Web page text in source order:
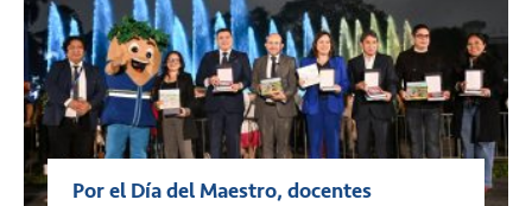
Por el Día del Maestro, docentes